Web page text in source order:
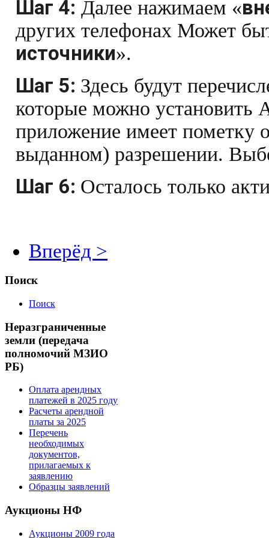
Шаг 4: Далее нажимаем «
других телефонах Может
источники».
Шаг 5: Здесь будут
которые можно установить
приложение имеет пометку
выданном) разрешении.
Шаг 6: Осталось только
Вперёд >
Поиск
Поиск
Неразграниченные
земли (передача
полномочий МЗИО
РБ)
Оплата арендных
платежей в 2025 году
Расчеты арендной
платы за 2025
Перечень
необходимых
документов,
прилагаемых к
заявлению
Образцы заявлений
Аукционы НФ
Аукционы 2009 года